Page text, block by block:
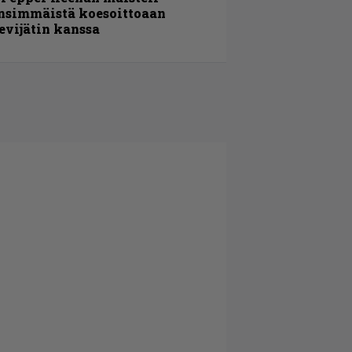
koesoittoaan
kanssa